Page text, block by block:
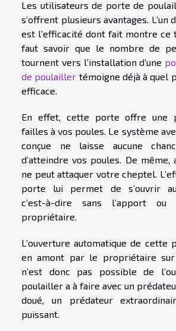
Les utilisateurs de porte de
s’offrent plusieurs avantages. L’un
est l’efficacité dont fait montre ce
faut savoir que le nombre de
tournent vers l’installation d’une
de poulailler témoigne déjà à quel
efficace.
En effet, cette porte offre une
failles à vos poules. Le système
conçue ne laisse aucune
d’atteindre vos poules. De même,
ne peut attaquer votre cheptel.
porte lui permet de s’ouvrir
c’est-à-dire sans l’apport
propriétaire.
L’ouverture automatique de cette
en amont par le propriétaire
n’est donc pas possible de
poulailler a à faire avec un
doué, un prédateur
puissant.